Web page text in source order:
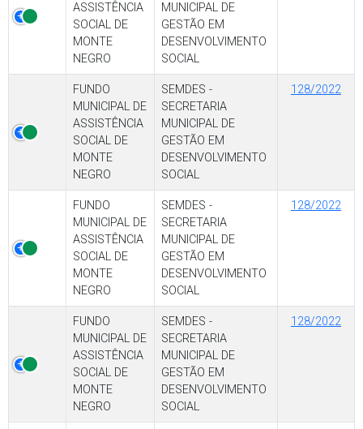
ASSISTÊNCIA
SOCIAL DE
MONTE
NEGRO
MUNICIPAL DE
GESTÃO EM
DESENVOLVIMENTO
SOCIAL
FUNDO
MUNICIPAL DE
ASSISTÊNCIA
SOCIAL DE
MONTE
NEGRO
SEMDES -
SECRETARIA
MUNICIPAL DE
GESTÃO EM
DESENVOLVIMENTO
SOCIAL
128/2022
FUNDO
MUNICIPAL DE
ASSISTÊNCIA
SOCIAL DE
MONTE
NEGRO
SEMDES -
SECRETARIA
MUNICIPAL DE
GESTÃO EM
DESENVOLVIMENTO
SOCIAL
128/2022
FUNDO
MUNICIPAL DE
ASSISTÊNCIA
SOCIAL DE
MONTE
NEGRO
SEMDES -
SECRETARIA
MUNICIPAL DE
GESTÃO EM
DESENVOLVIMENTO
SOCIAL
128/2022